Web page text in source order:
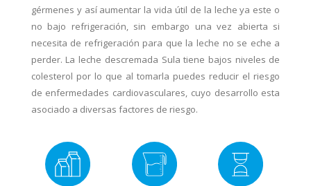
gérmenes y así aumentar la vida útil de la leche ya este o
no bajo refrigeración, sin embargo una vez abierta si
necesita de refrigeración para que la leche no se eche a
perder. La leche descremada Sula tiene bajos niveles de
colesterol por lo que al tomarla puedes reducir el riesgo
de enfermedades cardiovasculares, cuyo desarrollo esta
asociado a diversas factores de riesgo.